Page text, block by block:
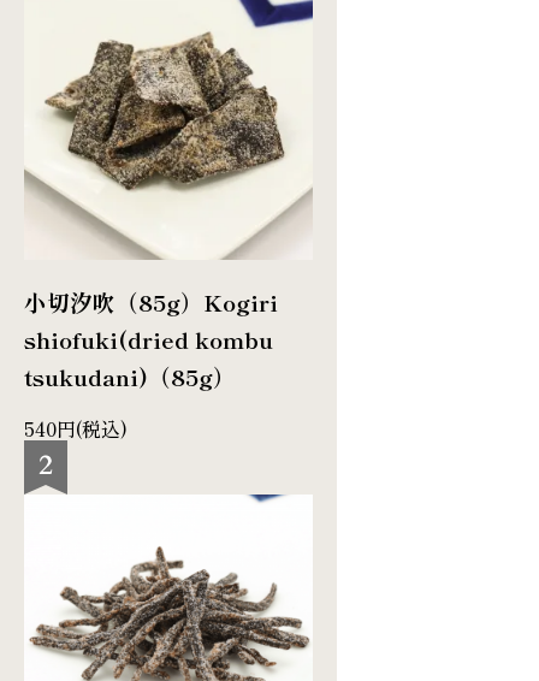
小切汐吹（85g） Kogiri
shiofuki(dried kombu
tsukudani)（85g）
540円(税込)